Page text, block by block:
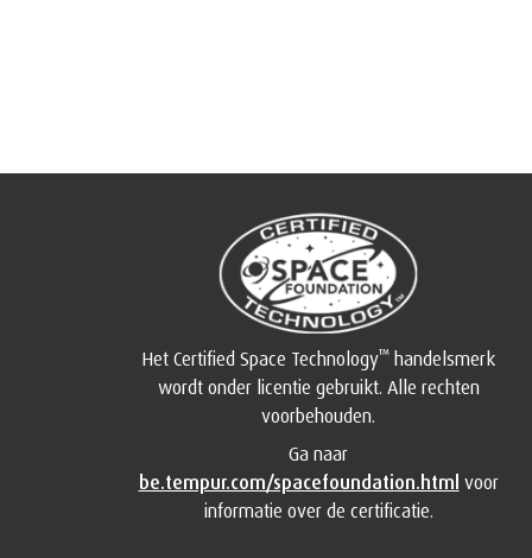
Het Certified Space Technology™ handelsmerk
wordt onder licentie gebruikt. Alle rechten
voorbehouden.
Ga naar
be.tempur.com/spacefoundation.html voor
informatie over de certificatie.